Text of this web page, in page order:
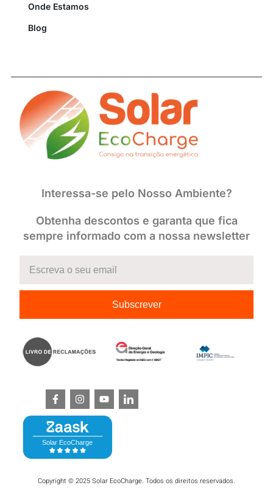
Onde Estamos
Blog
Interessa-se pelo Nosso Ambiente?
Obtenha descontos e garanta que fica
sempre informado com a nossa newsletter
Subscrever
Copyright © 2025 Solar EcoCharge. Todos os direitos reservados.